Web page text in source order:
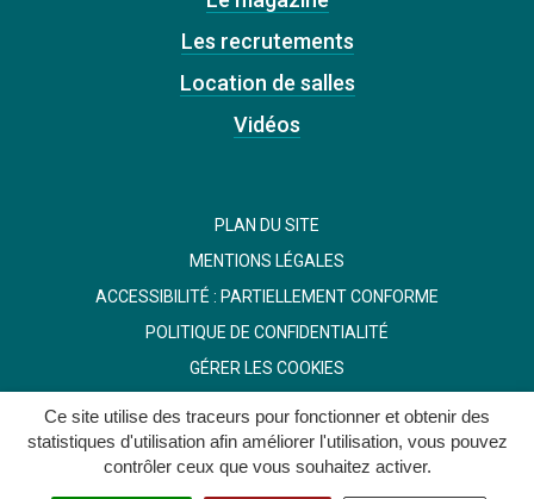
Ce site utilise des traceurs pour fonctionner et obtenir des
statistiques d'utilisation afin améliorer l'utilisation, vous pouvez
contrôler ceux que vous souhaitez activer.
Les recrutements
Location de salles
Vidéos
PLAN DU SITE
MENTIONS LÉGALES
ACCESSIBILITÉ : PARTIELLEMENT CONFORME
POLITIQUE DE CONFIDENTIALITÉ
GÉRER LES COOKIES